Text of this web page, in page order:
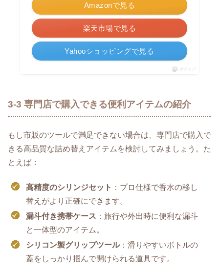
Amazonで見る
楽天市場で見る
Yahooショッピングで見る
ポチップ
3-3 専門店で購入できる便利アイテムの紹介
もし市販のツールで満足できない場合は、専門店で購入で
きる高品質な詰め替えアイテムを検討してみましょう。た
とえば：
高精度のシリンジセット ：プロ仕様で香水の移し
替えがより正確にできます。
漏斗付き携帯ケース ：旅行や外出時に便利な漏斗
と一体型のアイテム。
シリコン製グリップツール：滑りやすいボトルの
蓋をしっかり掴んで開けられる道具です。